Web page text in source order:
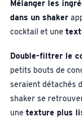
Mélanger les
dans un shaker
cocktail et une
Double-filtrer le
petits bouts de
seraient détachés
shaker se
une texture plus